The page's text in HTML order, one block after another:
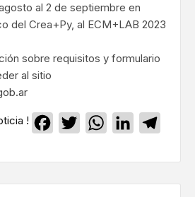
al 2 de septiembre en
del Crea+Py, al ECM+LAB 2023
sobre requisitos y formulario
al sitio
! Facebook
TwitterWhatsApp
LinkedIn